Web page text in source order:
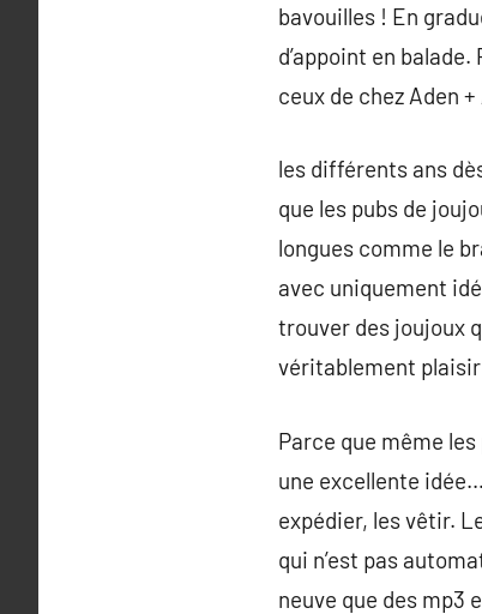
bavouilles ! En
d’appoint en
ceux de chez Aden
les différents ans
que les pubs de
longues comme le
avec uniquement
trouver des joujoux
véritablement plaisir
Parce que même
une excellente
expédier, les vêtir.
qui n’est pas
neuve que des mp3